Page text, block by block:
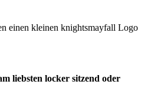
einen kleinen knightsmayfall Logo
liebsten locker sitzend oder